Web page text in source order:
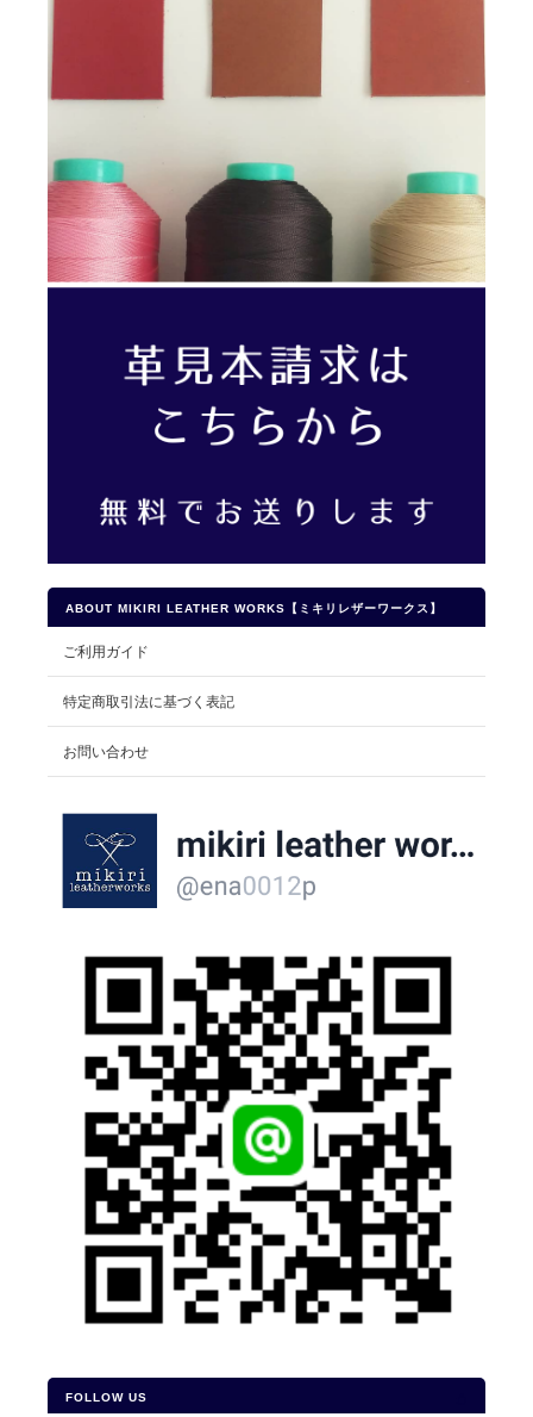
ABOUT MIKIRI LEATHER WORKS【ミキリレザーワークス】
ご利用ガイド
特定商取引法に基づく表記
お問い合わせ
FOLLOW US